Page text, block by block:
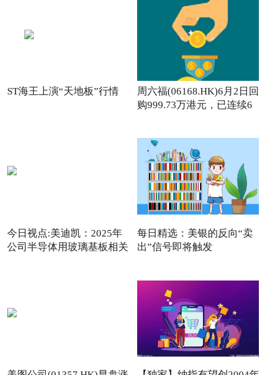
ST海王上演“天地板”行情
周六福(06168.HK)6月2日回
购999.73万港元，已连续6
今日视点:美迪凯：2025年
公司半导体用玻璃基板相关
每日精选：美银的反向“卖
出”信号即将触发